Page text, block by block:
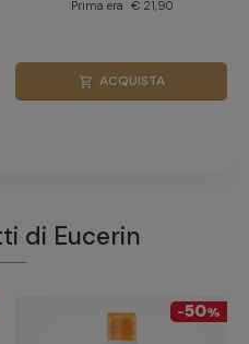
Prima era € 21,90
shopping_cart ACQUISTA
di Eucerin
-50%